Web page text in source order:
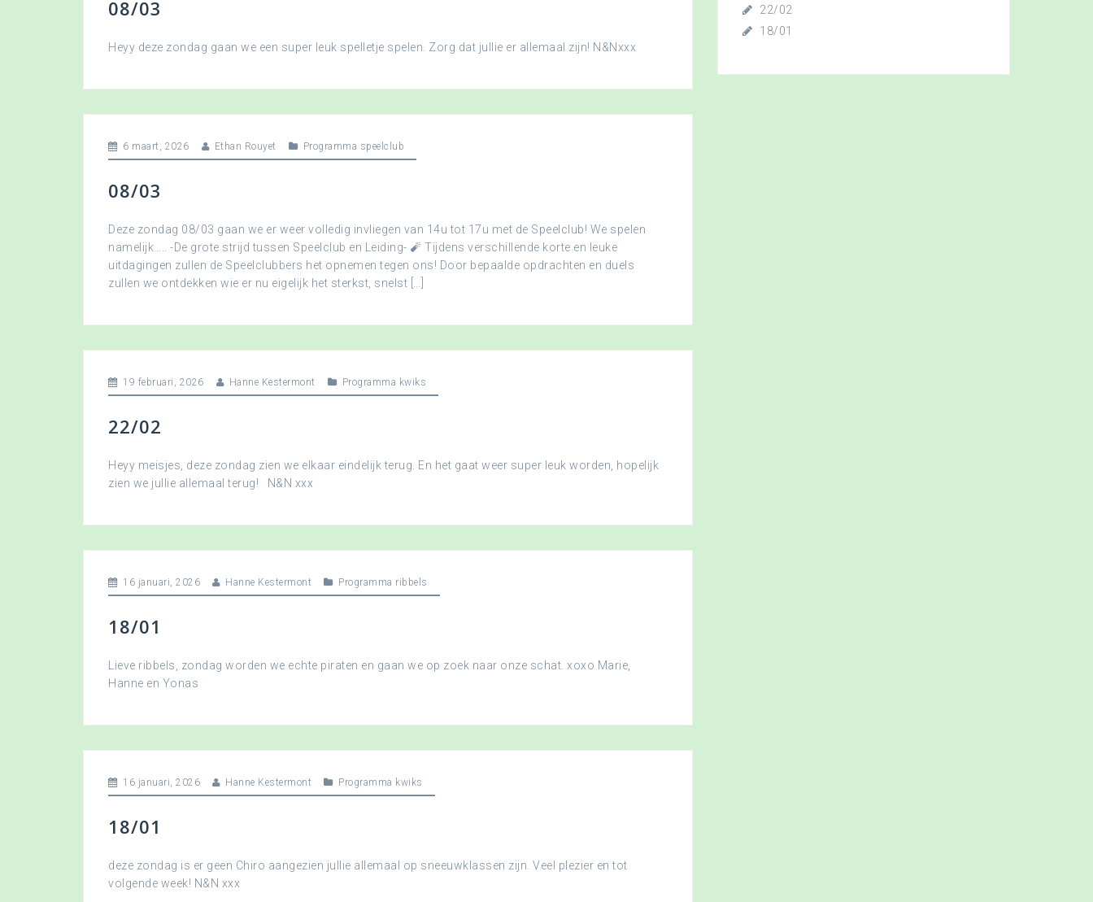
08/03
Heyy deze zondag gaan we een super leuk spelletje spelen. Zorg dat jullie er allemaal zijn! N&Nxxx
6 maart, 2026 Ethan Rouyet Programma speelclub
08/03
Deze zondag 08/03 gaan we er weer volledig invliegen van 14u tot 17u met de Speelclub! We spelen
namelijk….. -De grote strijd tussen Speelclub en Leiding- 🧨 Tijdens verschillende korte en leuke
uitdagingen zullen de Speelclubbers het opnemen tegen ons! Door bepaalde opdrachten en duels
zullen we ontdekken wie er nu eigelijk het sterkst, snelst […]
19 februari, 2026 Hanne Kestermont Programma kwiks
22/02
Heyy meisjes, deze zondag zien we elkaar eindelijk terug. En het gaat weer super leuk worden, hopelijk
zien we jullie allemaal terug! N&N xxx
16 januari, 2026 Hanne Kestermont Programma ribbels
18/01
Lieve ribbels, zondag worden we echte piraten en gaan we op zoek naar onze schat. xoxo Marie,
Hanne en Yonas
16 januari, 2026 Hanne Kestermont Programma kwiks
18/01
deze zondag is er geen Chiro aangezien jullie allemaal op sneeuwklassen zijn. Veel plezier en tot
volgende week! N&N xxx
22/02
18/01